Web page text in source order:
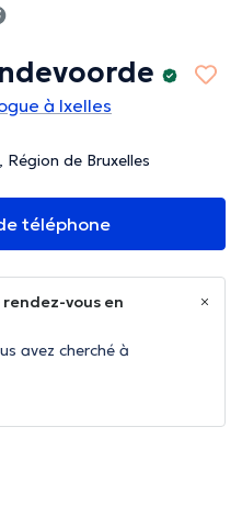
à Ixelles
Région de Bruxelles
téléphone
vous en
avez cherché à